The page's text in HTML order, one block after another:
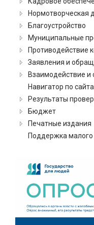
Нормотворческая
Благоустройство
Муниципальные
Противодействие
Заявления и
Взаимодействие и
Навигатор по
Результаты
Бюджет
Печатные издания
Поддержка малого